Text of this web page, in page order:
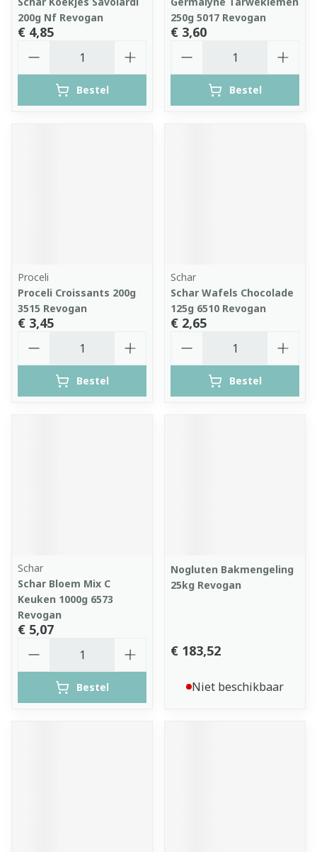
200g Nf Revogan
€ 4,85
Bestel
250g 5017 Revogan
€ 3,60
Bestel
Proceli
Proceli Croissants 200g
3515 Revogan
€ 3,45
Bestel
Schar
Schar Wafels Chocolade
125g 6510 Revogan
€ 2,65
Bestel
Schar
Schar Bloem Mix C
Keuken 1000g 6573
Revogan
€ 5,07
Bestel
Nogluten Bakmengeling
25kg Revogan
€ 183,52
Niet beschikbaar